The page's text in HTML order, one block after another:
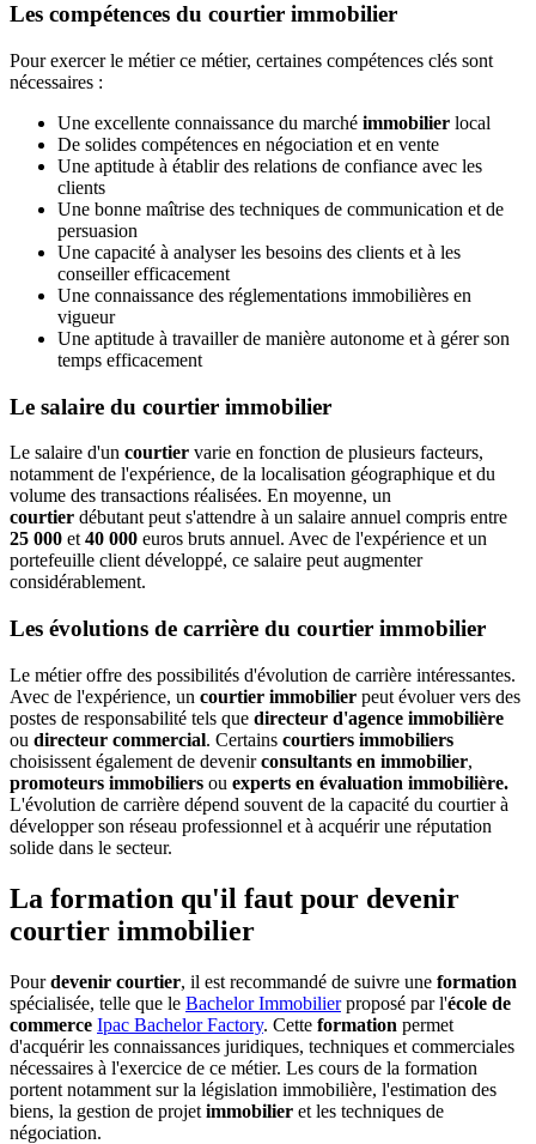
Les compétences du courtier immobilier
Pour exercer le métier ce métier, certaines compétences clés sont
nécessaires :
Une excellente connaissance du marché immobilier local
De solides compétences en négociation et en vente
Une aptitude à établir des relations de confiance avec les
clients
Une bonne maîtrise des techniques de communication et de
persuasion
Une capacité à analyser les besoins des clients et à les
conseiller efficacement
Une connaissance des réglementations immobilières en
vigueur
Une aptitude à travailler de manière autonome et à gérer son
temps efficacement
Le salaire du courtier immobilier
Le salaire d'un courtier varie en fonction de plusieurs facteurs,
notamment de l'expérience, de la localisation géographique et du
volume des transactions réalisées. En moyenne, un
courtier débutant peut s'attendre à un salaire annuel compris entre
25 000 et40 000 euros bruts annuel. Avec de l'expérience et un
portefeuille client développé, ce salaire peut augmenter
considérablement.
Les évolutions de carrière du courtier immobilier
Le métier offre des possibilités d'évolution de carrière intéressantes.
Avec de l'expérience, un courtier immobilier peut évoluer vers des
postes de responsabilité tels que directeur d'agence immobilière
ou directeur commercial. Certains courtiers immobiliers
choisissent également de devenirconsultants en immobilier,
promoteurs immobiliers ou experts en évaluation immobilière.
L'évolution de carrière dépend souvent de la capacité du courtier à
développer son réseau professionnel et à acquérir une réputation
solide dans le secteur.
La formation qu'il faut pour devenir
courtier immobilier
Pourdevenir courtier, il est recommandé de suivre une formation
spécialisée, telle que le Bachelor Immobilierproposé par l'école de
commerce Ipac Bachelor Factory. Cette formation permet
d'acquérir les connaissances juridiques, techniques et commerciales
nécessaires à l'exercice de ce métier. Les cours de la formation
portent notamment sur la législation immobilière, l'estimation des
biens, la gestion de projet immobilier et les techniques de
négociation.